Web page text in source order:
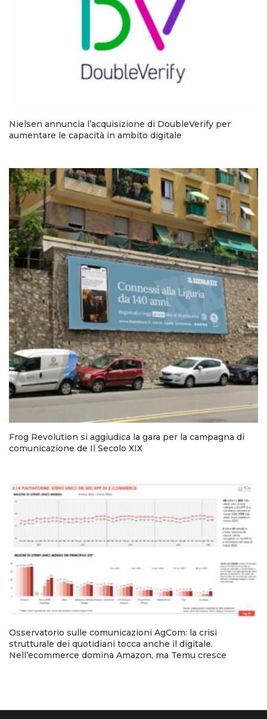
Nielsen annuncia l’acquisizione di DoubleVerify per
aumentare le capacità in ambito digitale
Frog Revolution si aggiudica la gara per la campagna di
comunicazione de Il Secolo XIX
Osservatorio sulle comunicazioni AgCom: la crisi
strutturale dei quotidiani tocca anche il digitale.
Nell’ecommerce domina Amazon, ma Temu cresce